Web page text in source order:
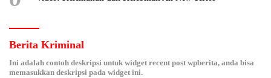
Berita Kriminal
Ini adalah contoh deskripsi untuk widget recent post wpberita, anda bisa
memasukkan deskripsi pada widget ini.